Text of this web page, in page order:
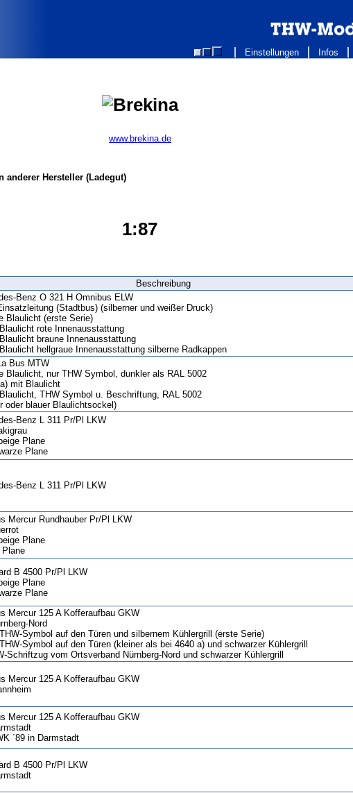
Einstellungen Infos
www.brekina.de
anderer Hersteller (Ladegut)
1:87
Beschreibung
Benz O 321 H Omnibus ELW
(Stadtbus) (silberner und weißer Druck)
Blaulicht (erste Serie)
rote Innenausstattung
braune Innenausstattung
hellgraue Innenausstattung silberne Radkappen
Bus MTW
Blaulicht, nur THW Symbol, dunkler als RAL 5002
mit Blaulicht
THW Symbol u. Beschriftung, RAL 5002
oder blauer Blaulichtsockel)
Benz L 311 Pr/Pl LKW
Plane
Plane
Benz L 311 Pr/Pl LKW
Mercur Rundhauber Pr/Pl LKW
Plane
Plane
B 4500 Pr/Pl LKW
Plane
Plane
Mercur 125 A Kofferaufbau GKW
Nord
Symbol auf den Türen und silbernem Kühlergrill (erste Serie)
Symbol auf den Türen (kleiner als bei 4640 a) und schwarzer Kühlergrill
Schriftzug vom Ortsverband Nürnberg-Nord und schwarzer Kühlergrill
Mercur 125 A Kofferaufbau GKW
Mercur 125 A Kofferaufbau GKW
´89 in Darmstadt
B 4500 Pr/Pl LKW